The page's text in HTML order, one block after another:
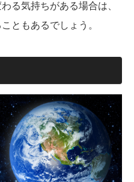
る気持ちがある場合は、
ともあるでしょう。